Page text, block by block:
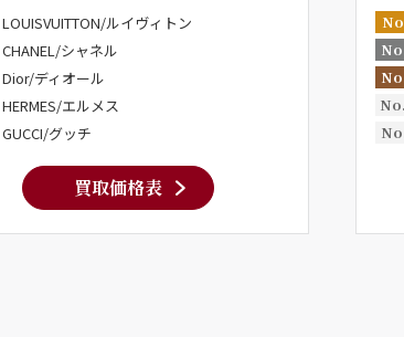
LOUISVUITTON/ルイヴィトン
CHANEL/シャネル
Dior/ディオール
HERMES/エルメス
GUCCI/グッチ
買取価格表